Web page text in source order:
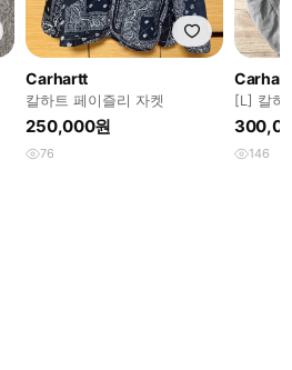
Carhartt
칼하트 페이즐리 자켓
250,000원
76
[L] 칼하
J130 )
146